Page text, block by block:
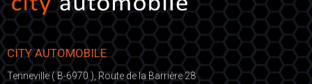
CITY AUTOMOBILE
Tenneville ( B-6970 ), Route de la Barrière 28